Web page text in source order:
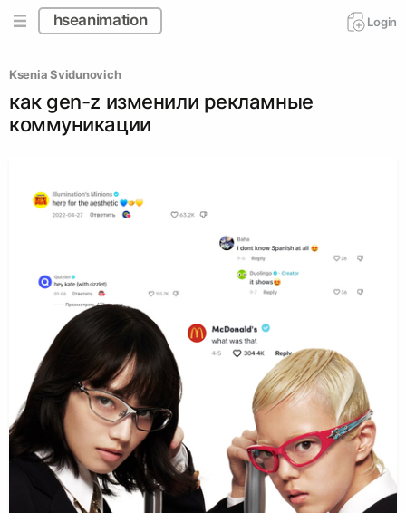
hseanimation Login
Ksenia Svidunovich
как gen-z изменили рекламные
коммуникации